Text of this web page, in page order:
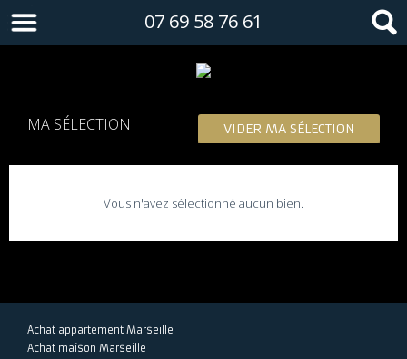
07 69 58 76 61
MA SÉLECTION VIDER MA SÉLECTION
Vous n'avez sélectionné aucun bien.
Achat appartement Marseille
Achat maison Marseille